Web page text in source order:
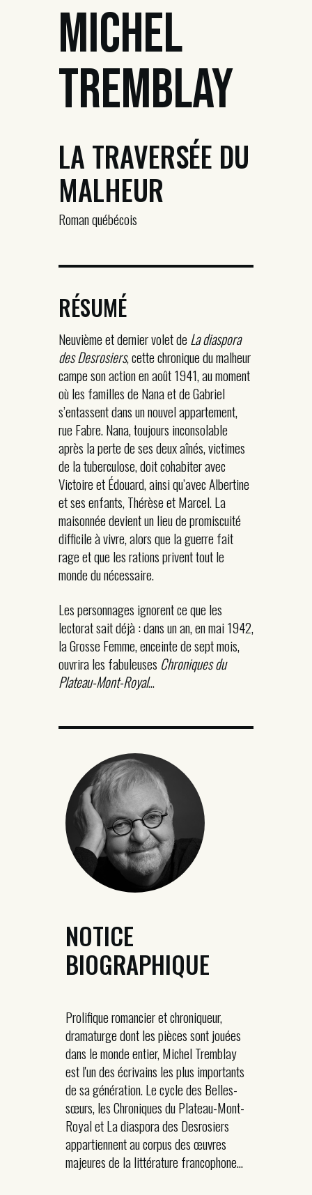
Michel
Tremblay
LA TRAVERSÉE DU
MALHEUR
Roman québécois
RÉSUMÉ
Neuvième et dernier volet deLa diaspora
des Desrosiers, cette chronique du malheur
campe son action en août 1941, au moment
où les familles de Nana et de Gabriel
s’entassent dans un nouvel appartement,
rue Fabre. Nana, toujours inconsolable
après la perte de ses deux aînés, victimes
de la tuberculose, doit cohabiter avec
Victoire et Édouard, ainsi qu’avec Albertine
et ses enfants, Thérèse et Marcel. La
maisonnée devient un lieu de promiscuité
difficile à vivre, alors que la guerre fait
rage et que les rations privent tout le
monde du nécessaire.
Les personnages ignorent ce que les
lectorat sait déjà : dans un an, en mai 1942,
la Grosse Femme, enceinte de sept mois,
ouvrira les fabuleuses Chroniques du
Plateau-Mont-Royal…
NOTICE
BIOGRAPHIQUE
Prolifique romancier et chroniqueur,
dramaturge dont les pièces sont jouées
dans le monde entier, Michel Tremblay
est l'un des écrivains les plus importants
de sa génération. Le cycle des Belles-
sœurs, les Chroniques du Plateau-Mont-
Royal et La diaspora des Desrosiers
appartiennent au corpus des œuvres
majeures de la littérature francophone...